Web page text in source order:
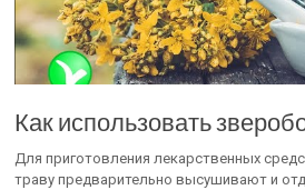
Как использовать
Для приготовления лекарственных
траву предварительно высушивают и